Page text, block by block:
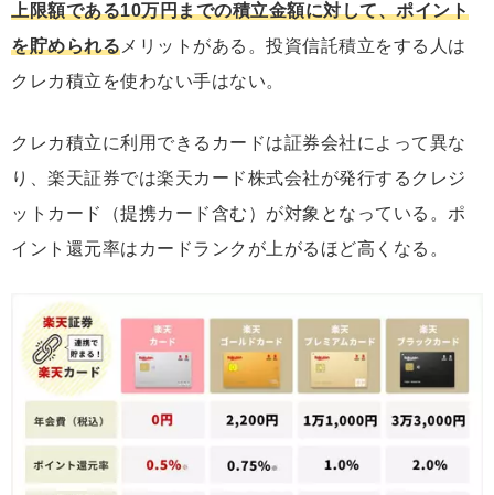
上限額である10万円までの積立金額に対して、ポイント
を貯められる メリットがある。投資信託積立をする人は
クレカ積立を使わない手はない。
クレカ積立に利用できるカードは証券会社によって異な
り、楽天証券では楽天カード株式会社が発行するクレジ
ットカード（提携カード含む）が対象となっている。ポ
イント還元率はカードランクが上がるほど高くなる。